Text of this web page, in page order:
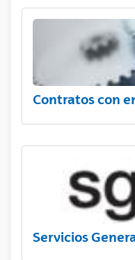
Contratos con
Servicios